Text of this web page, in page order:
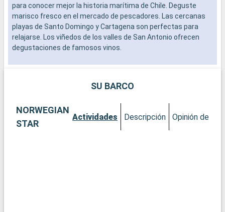
para conocer mejor la historia marítima de Chile. Deguste
marisco fresco en el mercado de pescadores. Las cercanas
playas de Santo Domingo y Cartagena son perfectas para
relajarse. Los viñedos de los valles de San Antonio ofrecen
degustaciones de famosos vinos.
SU BARCO
NORWEGIAN
STAR
Actividades Descripción Opinión del